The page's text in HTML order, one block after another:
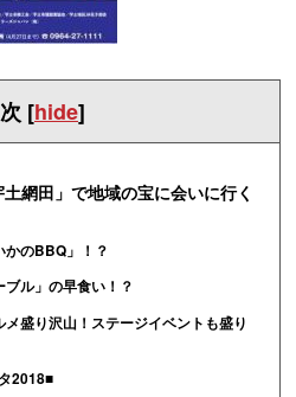
[hide]
網田」で地域の宝に会いに行く
かのBBQ」！？
ル」の早食い！？
盛り沢山！ステージイベントも盛り
2018■